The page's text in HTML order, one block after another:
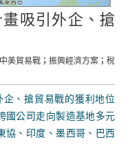
畫吸引外企、搶
中美貿易戰； 振興經濟方案 ；稅
企、搶貿易戰的獲利地位
國公司走向製造基地多元
協、印度、墨西哥、巴西